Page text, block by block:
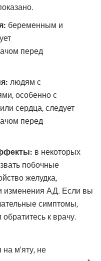
беременным и
перед
людям с
особенно с
сердца, следует
перед
в некоторых
побочные
желудка,
изменения АД. Если вы
симптомы,
к врачу.
на м'яту, не